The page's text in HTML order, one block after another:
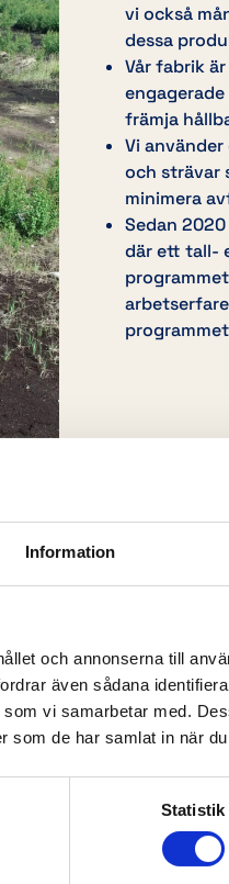
Information
och annonserna till
även sådana
vi samarbetar med.
som de har samlat in när
Statistik
vi också
dessa
Vår fabrik
främja
Vi
och strävar
minimera
Sedan
där ett tall-
SOCIALT
I våra
ansvarsfulla
tillverkar
Vi
säkerhet
ISO9001.
Vi tar våra